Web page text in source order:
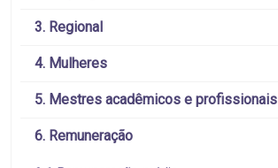
3. Regional
4. Mulheres
5. Mestres acadêmicos e profissionais
6. Remuneração